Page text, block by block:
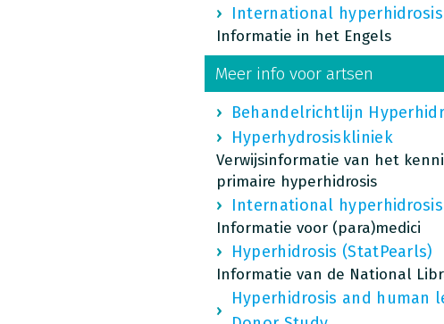
International
Informatie in het Engels
Meer info voor artsen
Behandelrichtlijn
Hyperhydrosiskliniek
Verwijsinformatie van het
primaire hyperhidrosis
International
Informatie voor (para)medici
Hyperhidrosis (StatPearls)
Informatie van de National
Hyperhidrosis and human